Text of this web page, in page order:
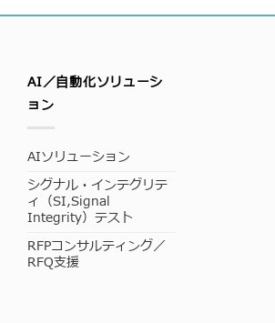
AI／自動化ソリューシ
ョン
AIソリューション
シグナル・インテグリテ
ィ（SI,Signal
Integrity）テスト
RFPコンサルティング／
RFQ支援